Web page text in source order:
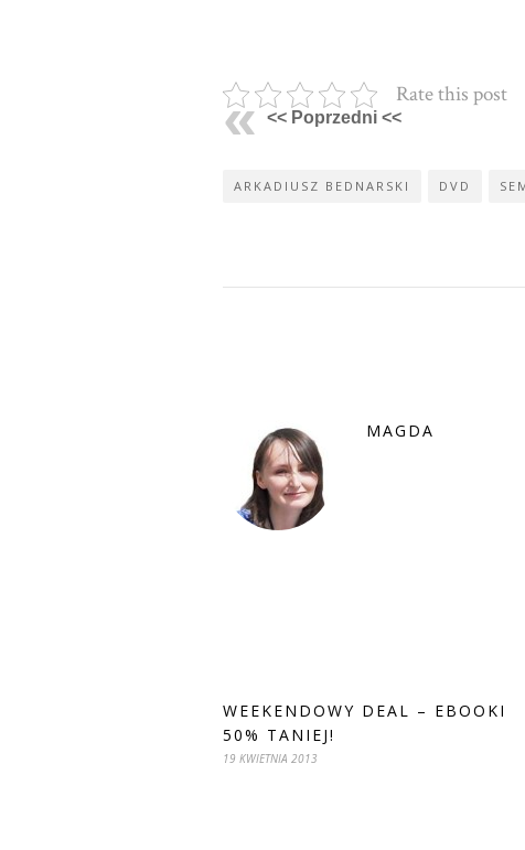
Rate this post
<< Poprzedni <<
ARKADIUSZ BEDNARSKI DVD
MAGDA
WEEKENDOWY DEAL – EBOOKI
50% TANIEJ!
19 KWIETNIA 2013